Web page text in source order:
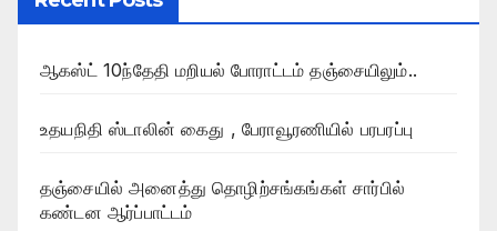
ஆகஸ்ட் 10ந்தேதி மறியல் போராட்டம் தஞ்சையிலும்..
உதயநிதி ஸ்டாலின் கைது , பேராவூரணியில் பரபரப்பு
தஞ்சையில் அனைத்து தொழிற்சங்கங்கள் சார்பில்
கண்டன ஆர்ப்பாட்டம்